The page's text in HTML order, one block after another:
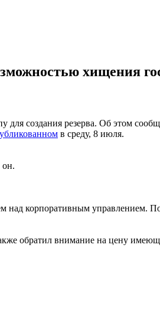
хищения
для создания резерва. Об этом
в среду, 8 июля.
он.
над корпоративным управлением.
обратил внимание на цену